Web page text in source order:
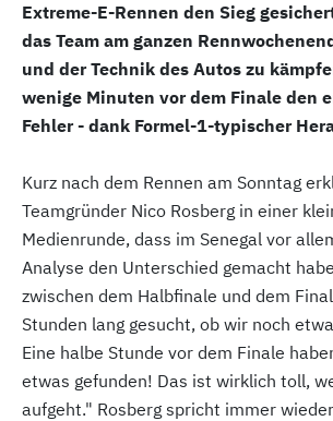
Extreme-E-Rennen den Sieg
das Team am ganzen
und der Technik des Autos zu
wenige Minuten vor dem Finale den
Fehler - dank Formel-1-typischer
Kurz nach dem Rennen am Sonntag
Teamgründer Nico Rosberg in einer
Medienrunde, dass im Senegal vor
Analyse den Unterschied gemacht
zwischen dem Halbfinale und dem
Stunden lang gesucht, ob wir noch
Eine halbe Stunde vor dem Finale
etwas gefunden! Das ist wirklich toll,
aufgeht." Rosberg spricht immer